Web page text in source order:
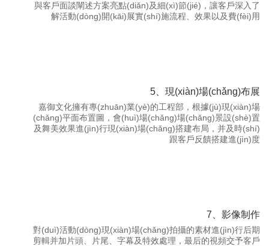
與客戶面談闡述方案亮點(diǎn)及細(xì)節(jié)，讓客戶深入了
解活動(dòng)開(kāi)展實(shí)施流程、效果以及費(fèi)用
5、現(xiàn)場(chǎng)布展
嘉御文化擁有專(zhuān)業(yè)的工程部，根據(jù)現(xiàn)場
(chǎng)平面布置圖，會(huì)場(chǎng)場(chǎng)景設(shè)置
及舞美效果進(jìn)行現(xiàn)場(chǎng)搭建布局，并及時(shí)
跟客戶反饋搭建進(jìn)度
7、影像制作
對(duì)活動(dòng)現(xiàn)場(chǎng)拍攝的素材進(jìn)行后期
剪輯并加片頭、片尾、字幕及特效處理，最后的視頻交予客戶